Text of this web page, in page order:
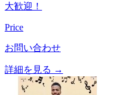
大歓迎！
Price
お問い合わせ
詳細を見る →